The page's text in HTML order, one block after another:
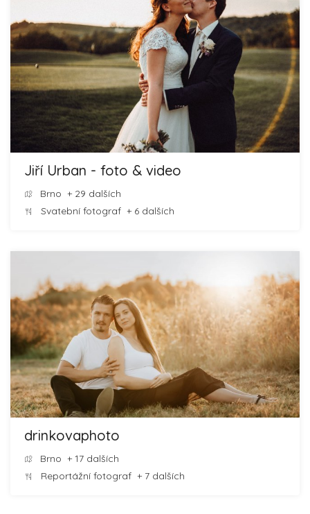
Jiří Urban - foto & video
Brno + 29 dalších
Svatební fotograf + 6 dalších
drinkovaphoto
Brno + 17 dalších
Reportážní fotograf + 7 dalších